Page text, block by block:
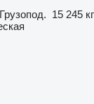
Грузопод. 15 245 кг